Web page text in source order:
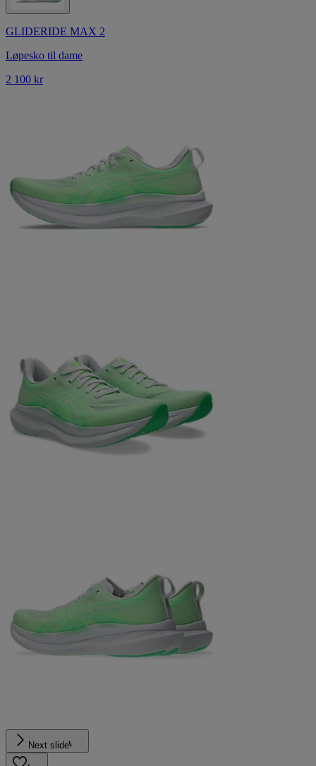
GLIDERIDE MAX 2
Løpesko til dame
2 100 kr
Next slide